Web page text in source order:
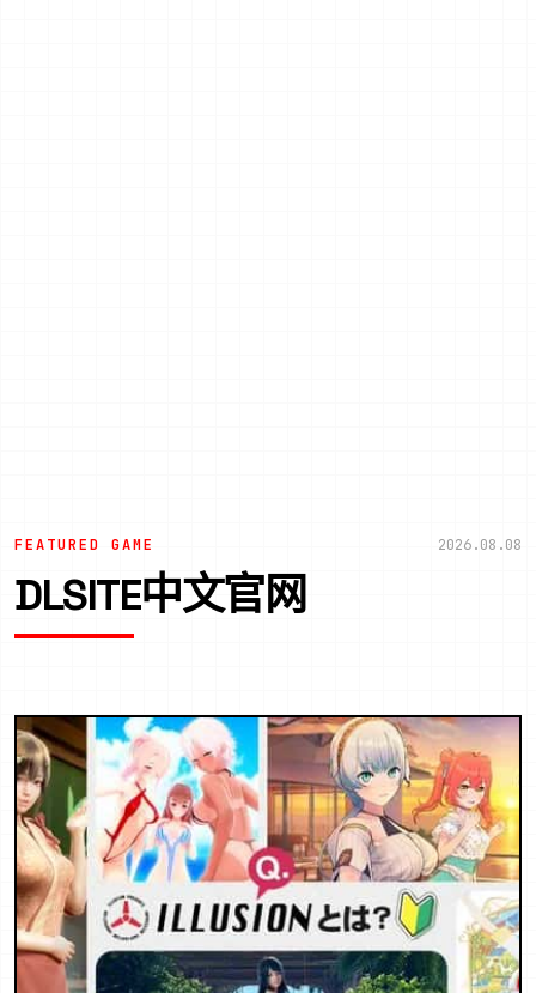
FEATURED GAME 2026.08.08
DLSITE中文官网